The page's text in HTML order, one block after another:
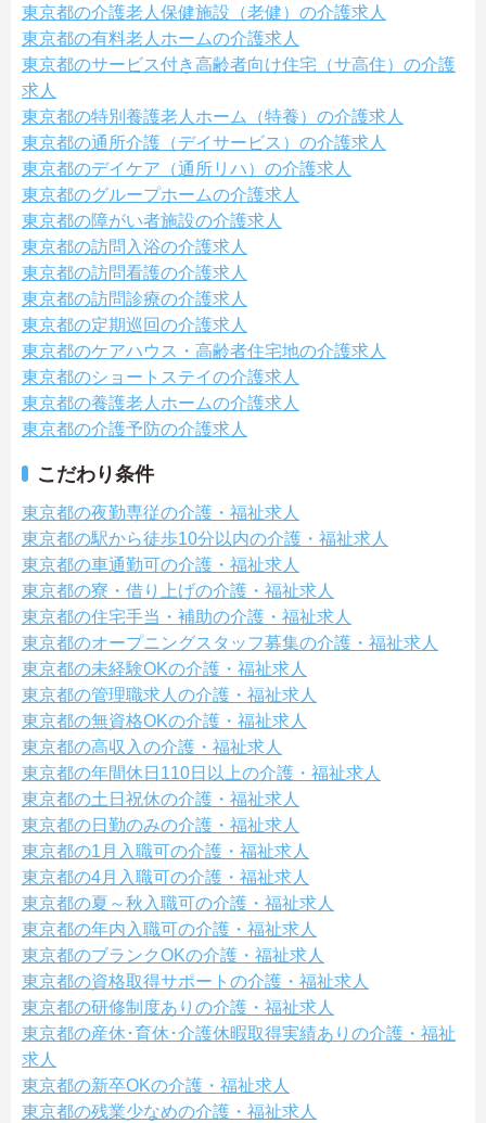
東京都の介護老人保健施設（老健）の介護求人
東京都の有料老人ホームの介護求人
東京都のサービス付き高齢者向け住宅（サ高住）の介護
求人
東京都の特別養護老人ホーム（特養）の介護求人
東京都の通所介護（デイサービス）の介護求人
東京都のデイケア（通所リハ）の介護求人
東京都のグループホームの介護求人
東京都の障がい者施設の介護求人
東京都の訪問入浴の介護求人
東京都の訪問看護の介護求人
東京都の訪問診療の介護求人
東京都の定期巡回の介護求人
東京都のケアハウス・高齢者住宅地の介護求人
東京都のショートステイの介護求人
東京都の養護老人ホームの介護求人
東京都の介護予防の介護求人
こだわり条件
東京都の夜勤専従の介護・福祉求人
東京都の駅から徒歩10分以内の介護・福祉求人
東京都の車通勤可の介護・福祉求人
東京都の寮・借り上げの介護・福祉求人
東京都の住宅手当・補助の介護・福祉求人
東京都のオープニングスタッフ募集の介護・福祉求人
東京都の未経験OKの介護・福祉求人
東京都の管理職求人の介護・福祉求人
東京都の無資格OKの介護・福祉求人
東京都の高収入の介護・福祉求人
東京都の年間休日110日以上の介護・福祉求人
東京都の土日祝休の介護・福祉求人
東京都の日勤のみの介護・福祉求人
東京都の1月入職可の介護・福祉求人
東京都の4月入職可の介護・福祉求人
東京都の夏～秋入職可の介護・福祉求人
東京都の年内入職可の介護・福祉求人
東京都のブランクOKの介護・福祉求人
東京都の資格取得サポートの介護・福祉求人
東京都の研修制度ありの介護・福祉求人
東京都の産休･育休･介護休暇取得実績ありの介護・福祉
求人
東京都の新卒OKの介護・福祉求人
東京都の残業少なめの介護・福祉求人